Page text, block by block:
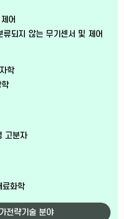
어
되지 않는 무기센서 및 제어
학
고분자
화학
전략기술 분야